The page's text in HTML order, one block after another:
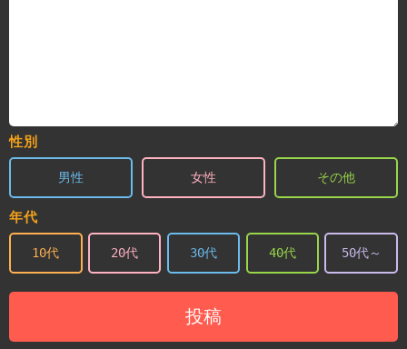
性別
男性 女性 その他
年代
10代 20代 30代 40代 50代～
投稿